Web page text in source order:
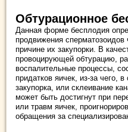
Обтурационное
Данная форме бесплодия
продвижения
причине их закупорки. В
провоцирующей обтурацию,
воспалительные процессы,
придатков яичек, из-за чего,
закупорка, или склеивание
может быть достигнут при
или травм яичек,
обращения за